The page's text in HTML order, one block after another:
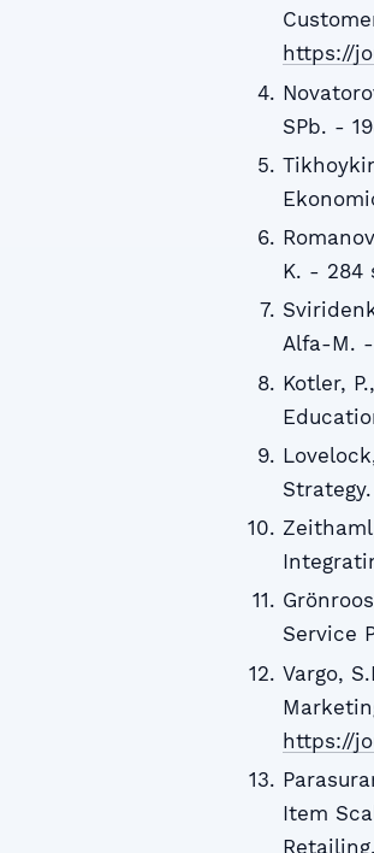
https://
SPb. -
K. - 284
Alfa-M.
Kotler,
Service
Vargo,
https://
Item